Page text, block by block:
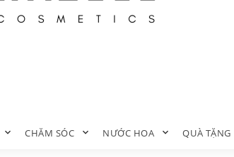
CHĂM SÓC NƯỚC HOA QUÀ TẶNG